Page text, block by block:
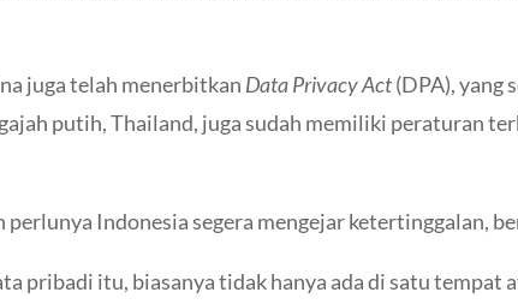
juga telah menerbitkan Data Privacy Act(DPA), yang
putih, Thailand, juga sudah memiliki peraturan
perlunya Indonesia segera mengejar ketertinggalan,
pribadi itu, biasanya tidak hanya ada di satu